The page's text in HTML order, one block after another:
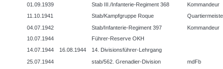
01.09.1939
Stab III./Infanterie-Regiment 368
Kommandeur
11.10.1941
Stab/Kampfgruppe Roque
04.07.1942
Stab/Infanterie-Regiment 397
Kommandeur
10.07.1944
Führer-Reserve OKH
14.07.1944
16.08.1944
14. Divisionsführer-Lehrgang
25.07.1944
stab/562. Grenadier-Division
mdFb